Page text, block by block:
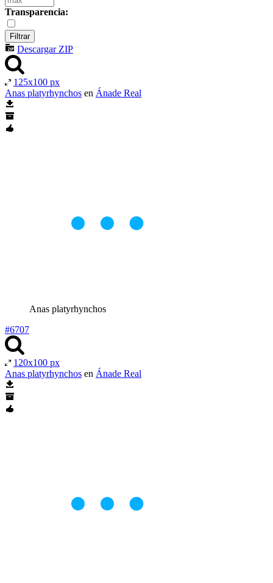
Transparencia:
Descargar ZIP
125x100 px
Anas platyrhynchos en Ánade Real
Anas platyrhynchos
#6707
120x100 px
Anas platyrhynchos en Ánade Real